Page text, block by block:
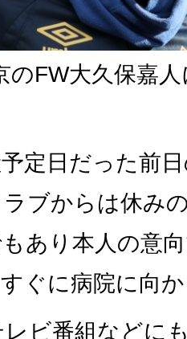
FW大久保嘉人
定日だった前
ブからは休み
あり本人の意
ぐに病院に向
ビ番組などに